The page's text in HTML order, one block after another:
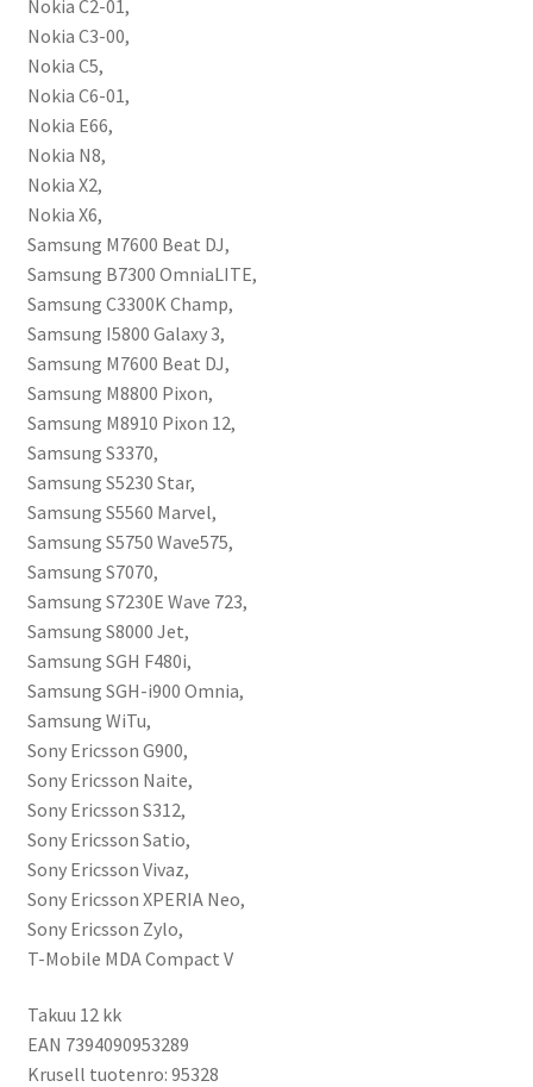
Nokia C2-01,
Nokia C3-00,
Nokia C5,
Nokia C6-01,
Nokia E66,
Nokia N8,
Nokia X2,
Nokia X6,
Samsung M7600 Beat DJ,
Samsung B7300 OmniaLITE,
Samsung C3300K Champ,
Samsung I5800 Galaxy 3,
Samsung M7600 Beat DJ,
Samsung M8800 Pixon,
Samsung M8910 Pixon 12,
Samsung S3370,
Samsung S5230 Star,
Samsung S5560 Marvel,
Samsung S5750 Wave575,
Samsung S7070,
Samsung S7230E Wave 723,
Samsung S8000 Jet,
Samsung SGH F480i,
Samsung SGH-i900 Omnia,
Samsung WiTu,
Sony Ericsson G900,
Sony Ericsson Naite,
Sony Ericsson S312,
Sony Ericsson Satio,
Sony Ericsson Vivaz,
Sony Ericsson XPERIA Neo,
Sony Ericsson Zylo,
T-Mobile MDA Compact V
Takuu 12 kk
EAN 7394090953289
Krusell tuotenro: 95328